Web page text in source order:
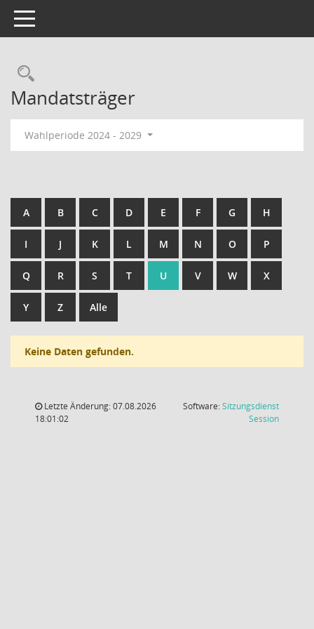
Toggle navigation
Rechercheauswahl
Mandatsträger
Wahlperiode 2024 - 2029
A B C D E F G H
I J K L M N O P
Q R S T U V W X
Y Z Alle
Keine Daten gefunden.
Letzte Änderung: 07.08.2026
18:01:02
Software:Sitzungsdienst
Session(Wird in